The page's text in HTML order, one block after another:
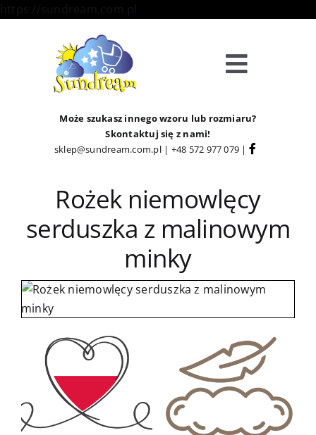
Toggle
Kategorie
Strefa Klienta
O Nas
Kontakt
Może szukasz innego wzoru lub rozmiaru?
Skontaktuj się z nami!
sklep@sundream.com.pl| +48 572 977 079 |
Rożek niemowlęcy
serduszka z malinowym
minky